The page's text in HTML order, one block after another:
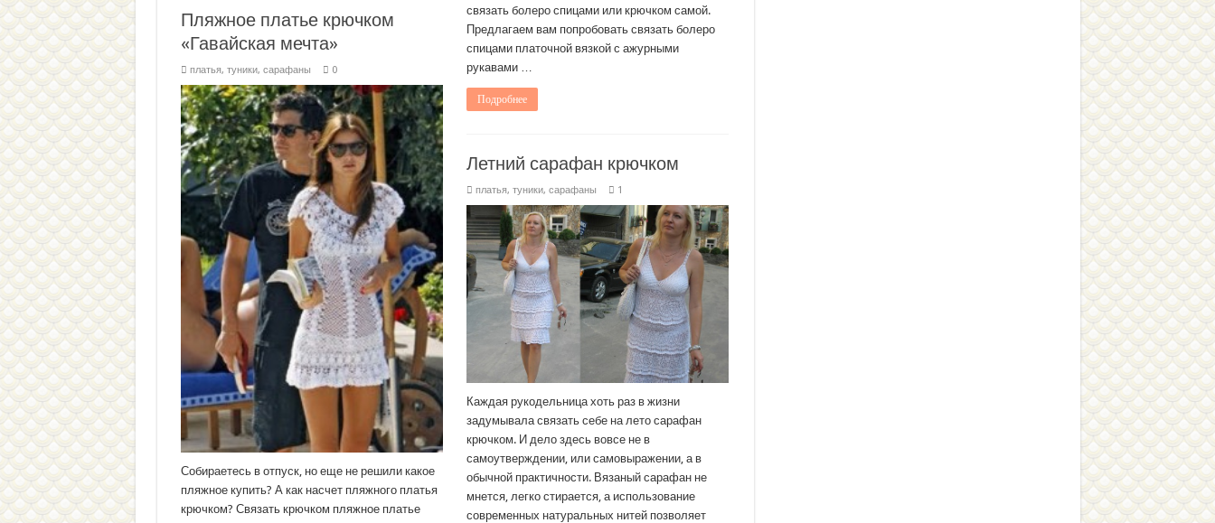
связать болеро спицами или крючком самой.
Предлагаем вам попробовать связать болеро
спицами платочной вязкой с ажурными
рукавами …
Подробнее
Пляжное платье крючком
«Гавайская мечта»
платья, туники, сарафаны 0
Собираетесь в отпуск, но еще не решили какое
пляжное купить? А как насчет пляжного платья
крючком? Связать крючком пляжное платье
Летний сарафан крючком
платья, туники, сарафаны 1
Каждая рукодельница хоть раз в жизни
задумывала связать себе на лето сарафан
крючком. И дело здесь вовсе не в
самоутверждении, или самовыражении, а в
обычной практичности. Вязаный сарафан не
мнется, легко стирается, а использование
современных натуральных нитей позволяет